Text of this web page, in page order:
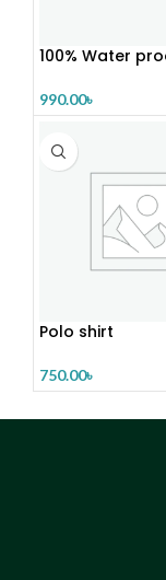
100% Water
990.00৳
Polo shirt
750.00৳